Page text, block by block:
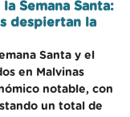
Semana Santa:
despiertan la
Santa y el
en Malvinas
notable, con
un total de